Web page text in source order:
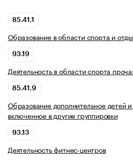
85.41.1
Образование в области спорта и
93.19
Деятельность в области спорта
85.41.9
Образование дополнительное детей
включенное в другие группировки
93.13
Деятельность фитнес-центров